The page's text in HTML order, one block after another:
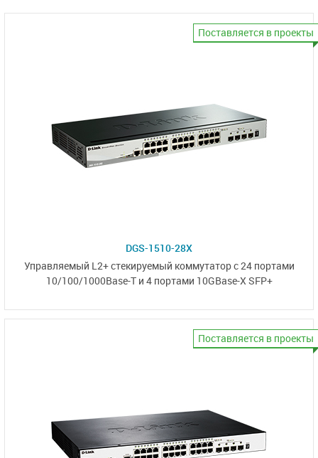
Поставляется в проекты
DGS-1510-28X
Управляемый L2+ стекируемый коммутатор с 24 портами
10/100/1000Base-Tи 4 портами 10GBase-X SFP+
Поставляется в проекты